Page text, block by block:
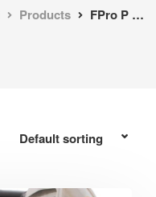
Products FPro P Basınçlı Tabanca Airspray